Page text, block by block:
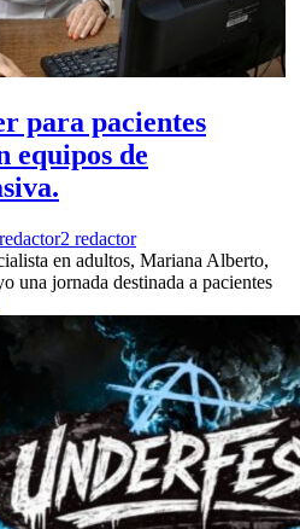
para pacientes
equipos de
redactor2 redactor
en adultos, Mariana Alberto,
una jornada destinada a pacientes